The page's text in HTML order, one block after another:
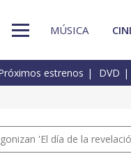
MÚSICA
estrenos DVD
'El día de la